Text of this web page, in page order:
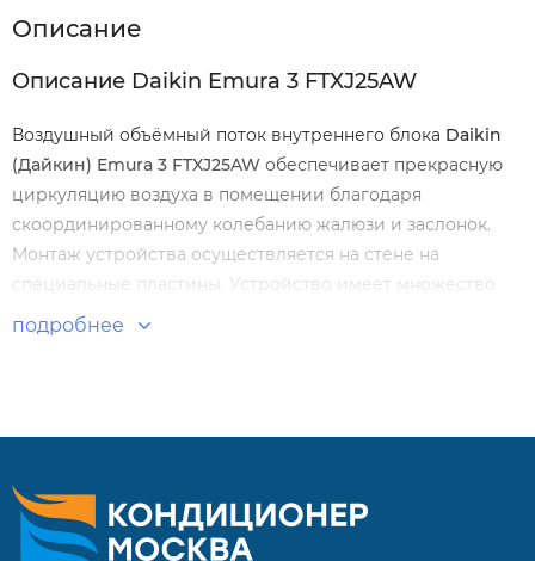
Описание
Описание Daikin Emura 3 FTXJ25AW
Воздушный объёмный поток внутреннего блока Daikin
(Дайкин) Emura 3 FTXJ25AW обеспечивает прекрасную
циркуляцию воздуха в помещении благодаря
скоординированному колебанию жалюзи и заслонок.
Монтаж устройства осуществляется на стене на
специальные пластины. Устройство имеет множество
функций, таких как таймер, ночной режим и
Многоступенчатая очистка воздуха;
Уровень звукового давления снижен до 19 дБА;
подробнее